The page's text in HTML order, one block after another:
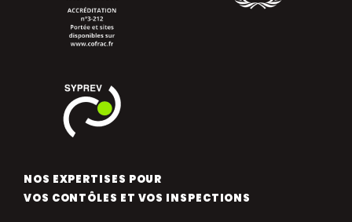
NOS EXPERTISES POUR
VOS CONTÔLES ET VOS INSPECTIONS